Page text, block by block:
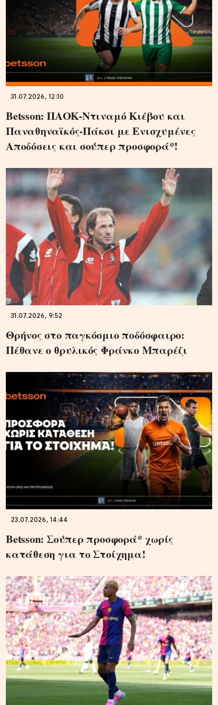
31.07.2026, 12:10
Betsson: ΠΑΟΚ-Ντιναμό Κιέβου και
Παναθηναϊκός-Πάκσι με Ενισχυμένες
Αποδόσεις και σούπερ προσφορά*!
31.07.2026, 9:52
Θρήνος στο παγκόσμιο ποδόσφαιρο:
Πέθανε ο θρυλικός Φράνκο Μπαρέζι
23.07.2026, 14:44
Betsson: Σούπερ προσφορά* χωρίς
κατάθεση για το Στοίχημα!